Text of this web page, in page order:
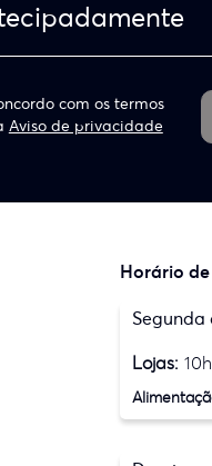
com os termos
Aviso de privacidade
Horário
Segunda
Lojas: